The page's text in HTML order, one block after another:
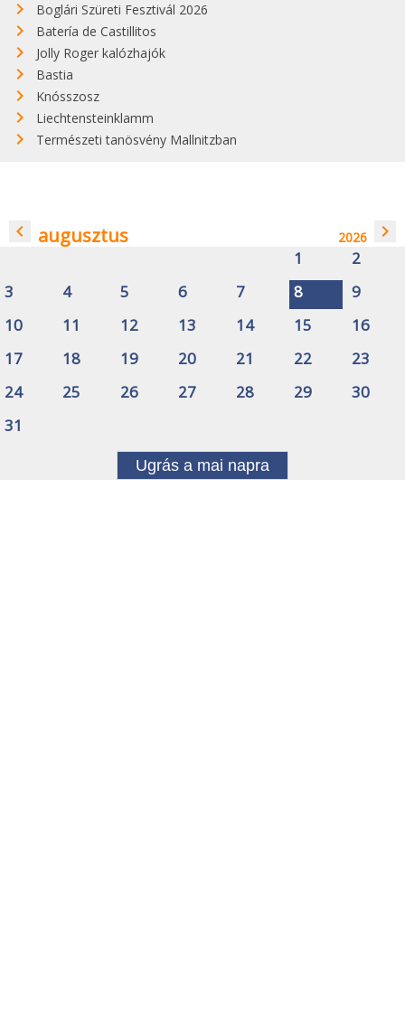
Boglári Szüreti Fesztivál 2026
Batería de Castillitos
Jolly Roger kalózhajók
Bastia
Knósszosz
Liechtensteinklamm
Természeti tanösvény Mallnitzban
navigate_before augusztus 2026 navigate_next
1
2
3
4 5 6 7 8
9
10
11 12 13 14 15
16
17
18 19 20 21 22
23
24
25 26 27 28 29
30
31
Ugrás a mai napra